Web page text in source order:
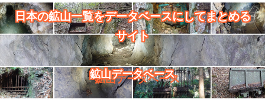
日本の鉱山一覧をデータベースにしてまとめる
サイト
鉱山データベース